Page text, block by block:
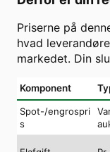
Priserne på
hvad
markedet. Din
Komponent
Spot-/engrospri
s